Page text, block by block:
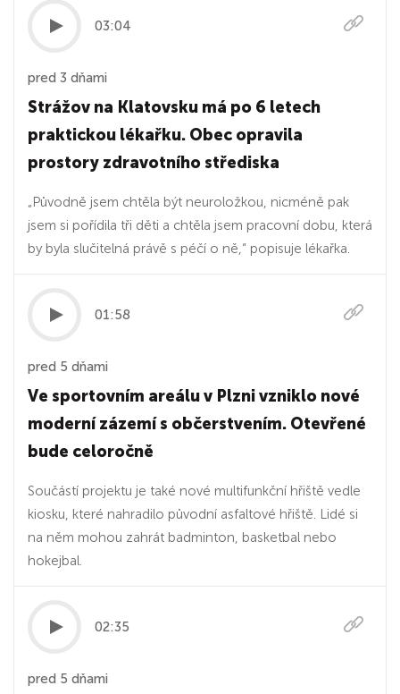
03:04
pred 3 dňami
Strážov na Klatovsku má po 6 letech
praktickou lékařku. Obec opravila
prostory zdravotního střediska
„Původně jsem chtěla být neuroložkou, nicméně pak
jsem si pořídila tři děti a chtěla jsem pracovní dobu, která
by byla slučitelná právě s péčí o ně,“ popisuje lékařka.
01:58
pred 5 dňami
Ve sportovním areálu v Plzni vzniklo nové
moderní zázemí s občerstvením. Otevřené
bude celoročně
Součástí projektu je také nové multifunkční hřiště vedle
kiosku, které nahradilo původní asfaltové hřiště. Lidé si
na něm mohou zahrát badminton, basketbal nebo
hokejbal.
02:35
pred 5 dňami